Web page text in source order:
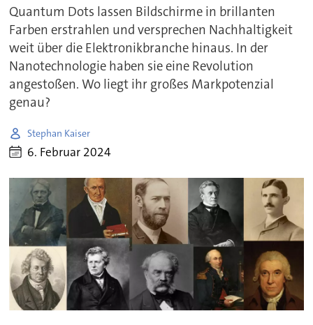
Quantum Dots lassen Bildschirme in brillanten
Farben erstrahlen und versprechen Nachhaltigkeit
weit über die Elektronikbranche hinaus. In der
Nanotechnologie haben sie eine Revolution
angestoßen. Wo liegt ihr großes Markpotenzial
genau?
Stephan Kaiser
6. Februar 2024